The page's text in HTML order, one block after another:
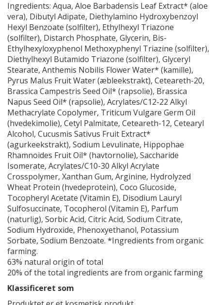
Ingredients: Aqua, Aloe Barbadensis Leaf Extract* (aloe
vera), Dibutyl Adipate, Diethylamino Hydroxybenzoyl
Hexyl Benzoate (solfilter), Ethylhexyl Triazone
(solfilter), Distarch Phosphate, Glycerin, Bis-
Ethylhexyloxyphenol Methoxyphenyl Triazine (solfilter),
Diethylhexyl Butamido Triazone (solfilter), Glyceryl
Stearate, Anthemis Nobilis Flower Water* (kamille),
Pyrus Malus Fruit Water (æbleekstrakt), Ceteareth-20,
Brassica Campestris Seed Oil* (rapsolie), Brassica
Napus Seed Oil* (rapsolie), Acrylates/C12-22 Alkyl
Methacrylate Copolymer, Triticum Vulgare Germ Oil
(hvedekimolie), Cetyl Palmitate, Ceteareth-12, Cetearyl
Alcohol, Cucusmis Sativus Fruit Extract*
(agurkeekstrakt), Sodium Levulinate, Hippophae
Rhamnoides Fruit Oil* (havtornolie), Saccharide
Isomerate, Acrylates/C10-30 Alkyl Acrylate
Crosspolymer, Xanthan Gum, Arginine, Hydrolyzed
Wheat Protein (hvedeprotein), Coco Glucoside,
Tocopheryl Acetate (Vitamin E), Disodium Lauryl
Sulfosuccinate, Tocopherol (Vitamin E), Parfum
(naturlig), Sorbic Acid, Citric Acid, Sodium Citrate,
Sodium Hydroxide, Phenoxyethanol, Potassium
Sorbate, Sodium Benzoate. *Ingredients from organic
farming.
63% natural origin of total
20% of the total ingredients are from organic farming
Klassificeret som